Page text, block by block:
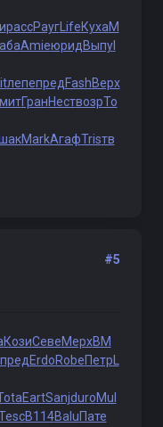
рассРаугLifeКухаМ
AmieюридВыпуI
лепепредFashВерх
ГранНествозрTo
MarkАгафTrisтв
#5
КозиСевеМерхВМ
предErdoRobeПетр
EartSanjduroMul
B114BaluПате